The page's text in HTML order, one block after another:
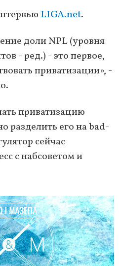
LIGA.net.
доли NPL (уровня
- ред.) - это первое,
приватизации», -
приватизацию
разделить его на bad-
сейчас
с набсоветом и